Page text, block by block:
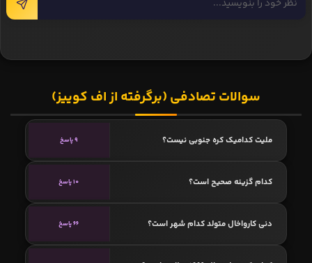
سوالات تصادفی (برگرفته از اف کوییز)
ملیت کدامیک کره جنوبی نیست؟ 9 پاسخ
کدام گزینه صحیح است؟ 10 پاسخ
دنی کارواخال متولد کدام شهر است؟ 66 پاسخ